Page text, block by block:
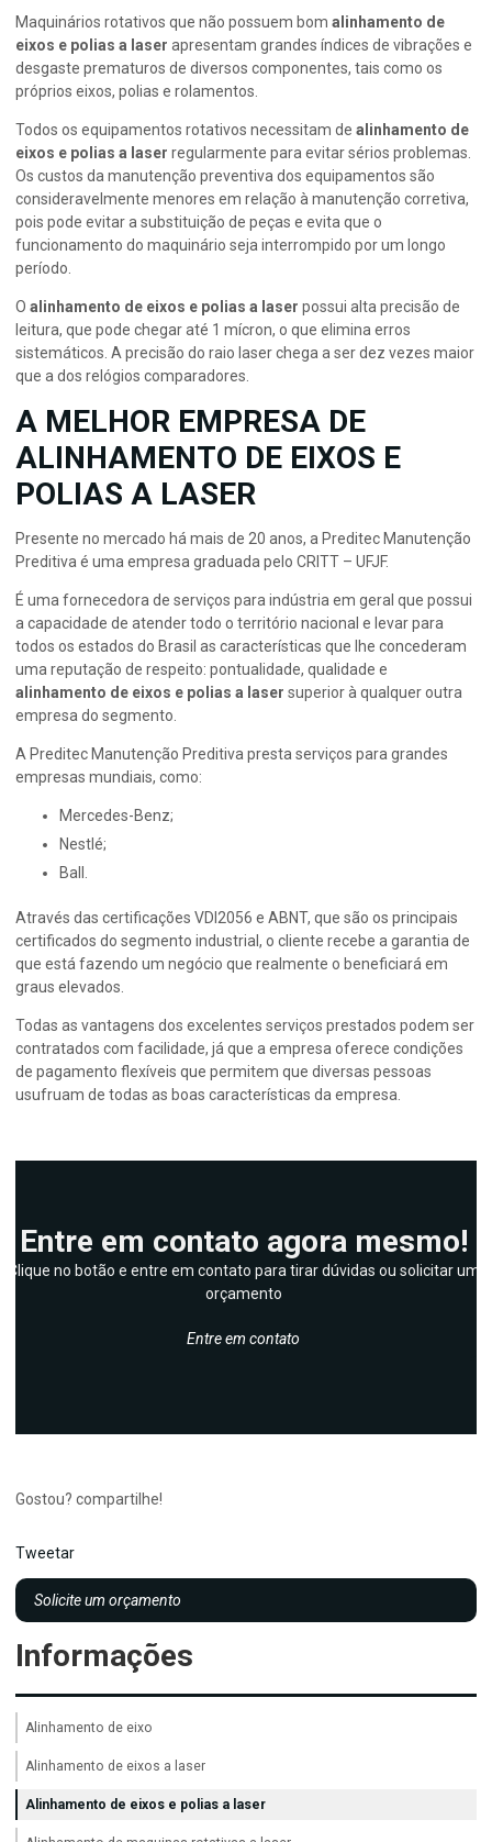
Maquinários rotativos que não possuem bom alinhamento de
eixos e polias a laser apresentam grandes índices de vibrações e
desgaste prematuros de diversos componentes, tais como os
próprios eixos, polias e rolamentos.
Todos os equipamentos rotativos necessitam de alinhamento de
eixos e polias a laser regularmente para evitar sérios problemas.
Os custos da manutenção preventiva dos equipamentos são
consideravelmente menores em relação à manutenção corretiva,
pois pode evitar a substituição de peças e evita que o
funcionamento do maquinário seja interrompido por um longo
período.
O alinhamento de eixos e polias a laser possui alta precisão de
leitura, que pode chegar até 1 mícron, o que elimina erros
sistemáticos. A precisão do raio laser chega a ser dez vezes maior
que a dos relógios comparadores.
A MELHOR EMPRESA DE
ALINHAMENTO DE EIXOS E
POLIAS A LASER
Presente no mercado há mais de 20 anos, a Preditec Manutenção
Preditiva é uma empresa graduada pelo CRITT – UFJF.
É uma fornecedora de serviços para indústria em geral que possui
a capacidade de atender todo o território nacional e levar para
todos os estados do Brasil as características que lhe concederam
uma reputação de respeito: pontualidade, qualidade e
alinhamento de eixos e polias a laser superior à qualquer outra
empresa do segmento.
A Preditec Manutenção Preditiva presta serviços para grandes
empresas mundiais, como:
Mercedes-Benz;
Nestlé;
Ball.
Através das certificações VDI2056 e ABNT, que são os principais
certificados do segmento industrial, o cliente recebe a garantia de
que está fazendo um negócio que realmente o beneficiará em
graus elevados.
Todas as vantagens dos excelentes serviços prestados podem ser
contratados com facilidade, já que a empresa oferece condições
de pagamento flexíveis que permitem que diversas pessoas
usufruam de todas as boas características da empresa.
Entre em contato agora mesmo!
Clique no botão e entre em contato para tirar dúvidas ou solicitar um
orçamento
Entre em contato
Gostou? compartilhe!
Tweetar
Solicite um orçamento
Informações
Alinhamento de eixo
Alinhamento de eixos a laser
Alinhamento de eixos e polias a laser